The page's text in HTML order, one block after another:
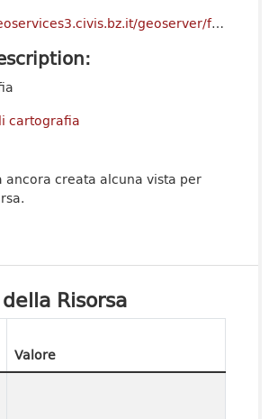
geoserver/f132-Common/ows?service=WFS&version=2.0.0&request=GetCapabilities
cartografia
ancora creata alcuna vista per
Risorsa
Valore